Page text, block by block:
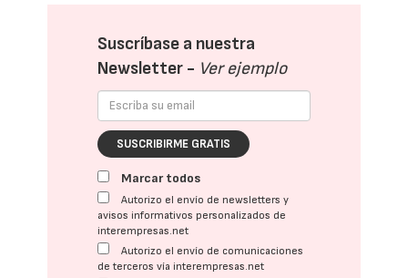
Suscríbase a nuestra
Newsletter - Ver ejemplo
SUSCRIBIRME GRATIS
Marcar todos
Autorizo el envío de newsletters y
avisos informativos personalizados de
interempresas.net
Autorizo el envío de comunicaciones
de terceros vía interempresas.net